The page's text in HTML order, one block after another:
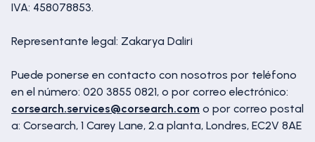
IVA: 458078853.
Representante legal: Zakarya Daliri
Puede ponerse en contacto con nosotros por teléfono
en el número: 020 3855 0821, o por correo electrónico:
corsearch.services@corsearch.com o por correo postal
a: Corsearch, 1 Carey Lane, 2.ª planta, Londres, EC2V 8AE